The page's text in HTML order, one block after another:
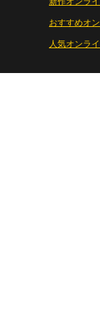
おすすめオ
人気オンラ